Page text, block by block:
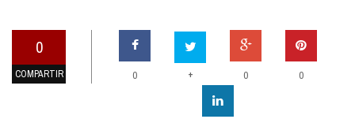
0
COMPARTIR 0 + 0 0